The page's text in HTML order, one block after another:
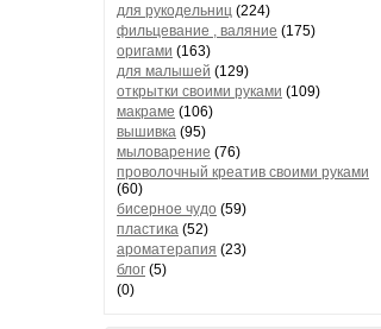
для рукодельниц (224)
фильцевание , валяние (175)
оригами (163)
для малышей (129)
открытки своими руками (109)
макраме (106)
вышивка (95)
мыловарение (76)
проволочный креатив своими руками
(60)
бисерное чудо (59)
пластика (52)
ароматерапия (23)
блог (5)
(0)